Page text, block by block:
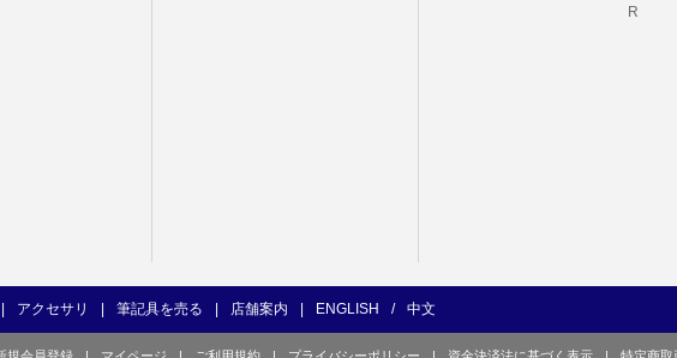
R
アクセサリ 筆記具を売る 店舗案内 ENGLISH / 中文